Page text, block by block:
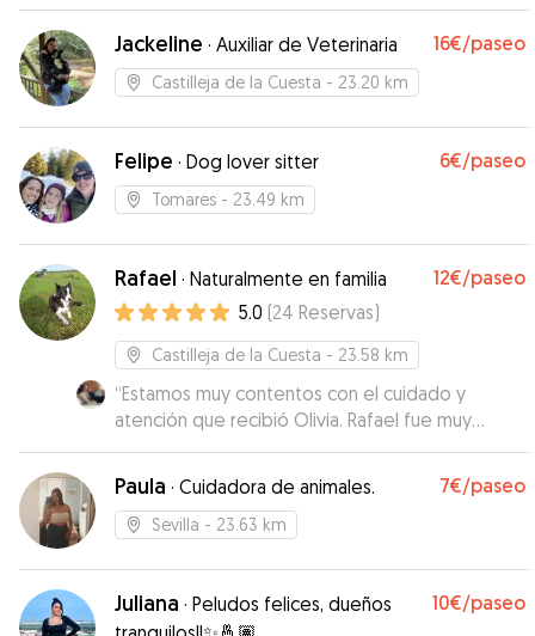
Jackeline · Auxiliar de Veterinaria 16€/paseo
Castilleja de la Cuesta - 23.20 km
Felipe · Dog lover sitter 6€/paseo
Tomares - 23.49 km
Rafael · Naturalmente en familia 12€/paseo
5.0 (24 Reservas)
Castilleja de la Cuesta - 23.58 km
“Estamos muy contentos con el cuidado y
atención que recibió Olivia. Rafael fue muy
atento y nos mantuvo informados en todo
momento. Sin duda volveríamos a contactar con
el. ¡Muy recomendable!”
Paula · Cuidadora de animales. 7€/paseo
Sevilla - 23.63 km
Juliana · Peludos felices, dueños
10€/paseo